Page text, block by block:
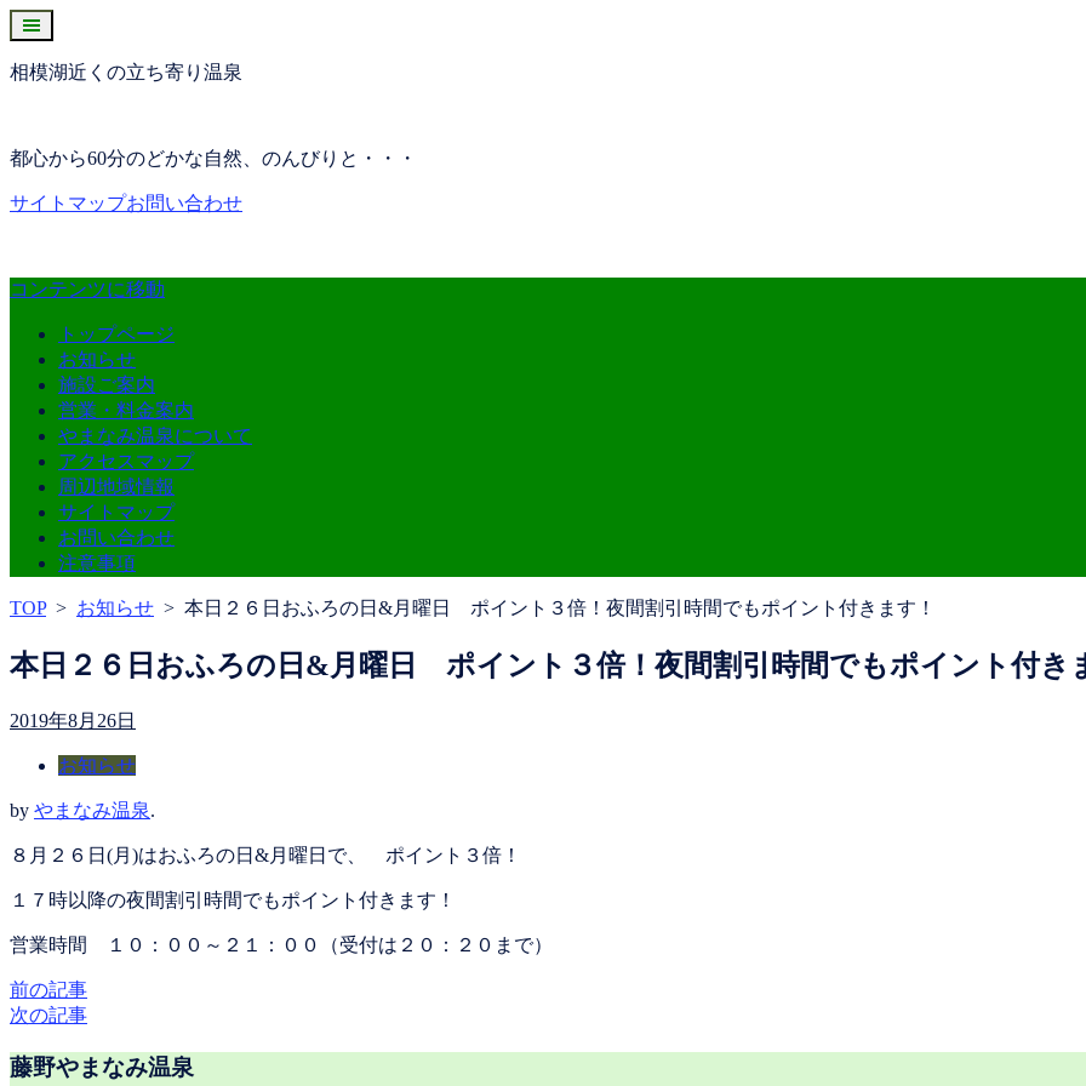
相模湖近くの立ち寄り温泉
都心から60分のどかな自然、のんびりと・・・
サイトマップお問い合わせ
コンテンツに移動
トップページ
お知らせ
施設ご案内
営業・料金案内
やまなみ温泉について
アクセスマップ
周辺地域情報
サイトマップ
お問い合わせ
注意事項
TOP> お知らせ > 本日２６日おふろの日&月曜日 ポイント３倍！夜間割引時間でもポイント付きます！
本日２６日おふろの日&月曜日 ポイント３倍！夜間割引時間でもポイント付き
2019年8月26日
お知らせ
by やまなみ温泉.
８月２６日(月)はおふろの日&月曜日で、 ポイント３倍！
１７時以降の夜間割引時間でもポイント付きます！
営業時間 １０：００～２１：００（受付は２０：２０まで）
前の記事
次の記事
藤野やまなみ温泉